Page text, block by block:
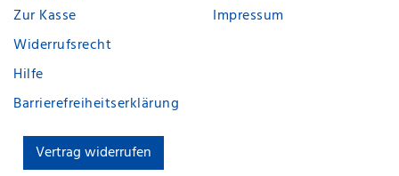
Zur Kasse
Widerrufsrecht
Hilfe
Barrierefreiheitserklärung
Vertrag widerrufen
Impressum